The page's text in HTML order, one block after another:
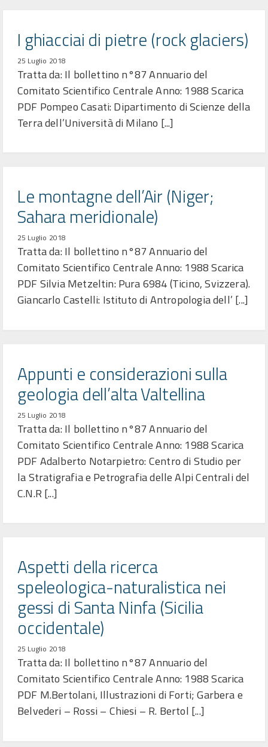
I ghiacciai di pietre (rock glaciers)
25 Luglio 2018
Tratta da: Il bollettino n°87 Annuario del
Comitato Scientifico Centrale Anno: 1988 Scarica
PDF Pompeo Casati: Dipartimento di Scienze della
Terra dell’Università di Milano [...]
Le montagne dell’Air (Niger;
Sahara meridionale)
25 Luglio 2018
Tratta da: Il bollettino n°87 Annuario del
Comitato Scientifico Centrale Anno: 1988 Scarica
PDF Silvia Metzeltin: Pura 6984 (Ticino, Svizzera).
Giancarlo Castelli: Istituto di Antropologia dell’ [...]
Appunti e considerazioni sulla
geologia dell’alta Valtellina
25 Luglio 2018
Tratta da: Il bollettino n°87 Annuario del
Comitato Scientifico Centrale Anno: 1988 Scarica
PDF Adalberto Notarpietro: Centro di Studio per
la Stratigrafia e Petrografia delle Alpi Centrali del
C.N.R [...]
Aspetti della ricerca
speleologica-naturalistica nei
gessi di Santa Ninfa (Sicilia
occidentale)
25 Luglio 2018
Tratta da: Il bollettino n°87 Annuario del
Comitato Scientifico Centrale Anno: 1988 Scarica
PDF M.Bertolani, Illustrazioni di Forti; Garbera e
Belvederi – Rossi – Chiesi – R. Bertol [...]